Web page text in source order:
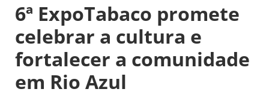
6ª ExpoTabaco promete
celebrar a cultura e
fortalecer a comunidade
em Rio Azul